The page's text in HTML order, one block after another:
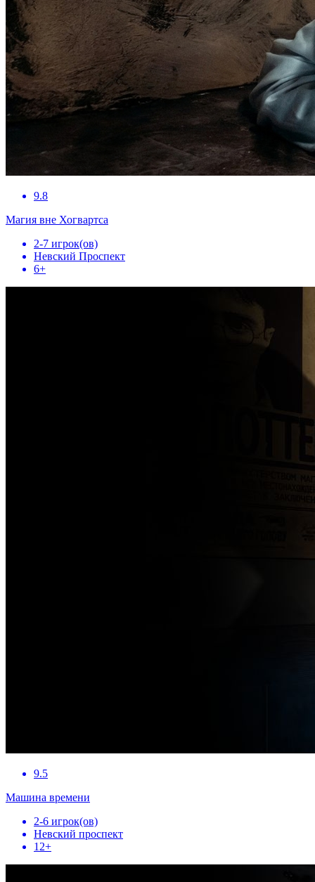
9.8
Магия вне Хогвартса
2-7 игрок(ов)
Невский Проспект
6+
9.5
Машина времени
2-6 игрок(ов)
Невский проспект
12+